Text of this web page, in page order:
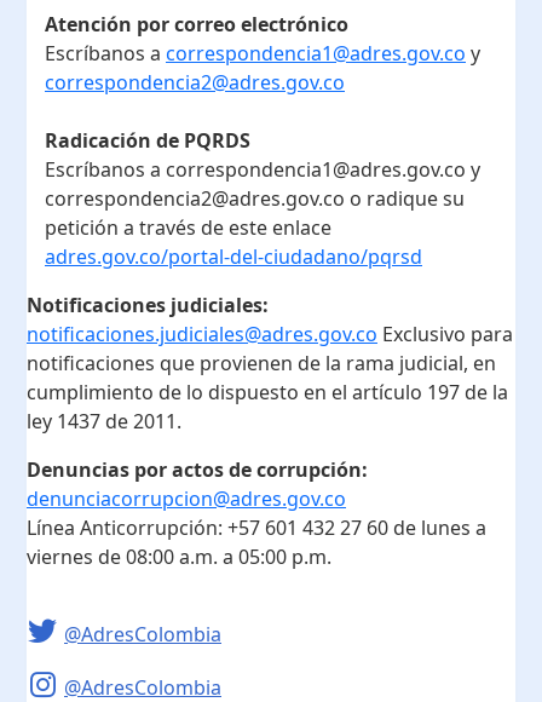
Atención por correo electrónico
Escríbanos a correspondencia1@adres.gov.co y
correspondencia2@adres.gov.co
Radicación de PQRDS
Escríbanos a correspondencia1@adres.gov.co y
correspondencia2@adres.gov.co o radique su
petición a través de este enlace
adres.gov.co/portal-del-ciudadano/pqrsd
Notificaciones judiciales:
notificaciones.judiciales@adres.gov.co Exclusivo para
notificaciones que provienen de la rama judicial, en
cumplimiento de lo dispuesto en el artículo 197 de la
ley 1437 de 2011.
Denuncias por actos de corrupción:
denunciacorrupcion@adres.gov.co
Línea Anticorrupción: +57 601 432 27 60 de lunes a
viernes de 08:00 a.m. a 05:00 p.m.
@AdresColombia
@AdresColombia